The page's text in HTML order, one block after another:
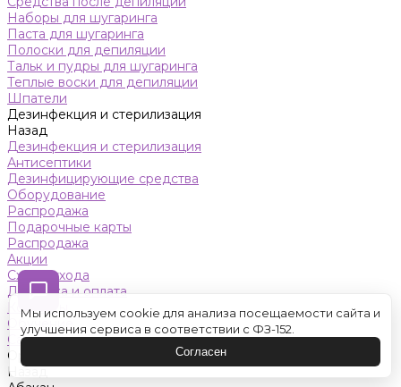
Наборы для шугаринга
Паста для шугаринга
Полоски для депиляции
Тальк и пудры для шугаринга
Теплые воски для депиляции
Шпатели
Дезинфекция и стерилизация
Назад
Дезинфекция и стерилизация
Антисептики
Дезинфицирующие средства
Оборудование
Распродажа
Подарочные карты
Распродажа
Акции
Схемы ухода
Доставка и оплата
Контакты
Обучение
Салон красоты
Оренбург
Назад
Мы используем cookie для анализа посещаемости сайта и
улучшения сервиса в соответствии с ФЗ-152.
Согласен